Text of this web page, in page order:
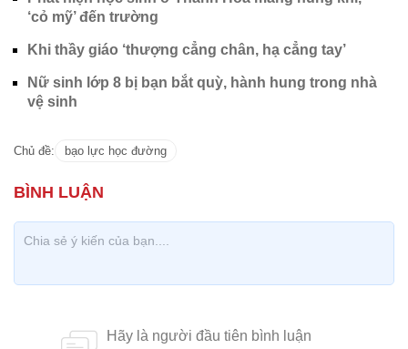
‘cỏ mỹ’ đến trường
Khi thầy giáo ‘thượng cẳng chân, hạ cẳng tay’
Nữ sinh lớp 8 bị bạn bắt quỳ, hành hung trong nhà
vệ sinh
Chủ đề: bạo lực học đường